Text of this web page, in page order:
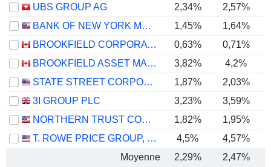
UBS GROUP AG
2,34% 2,57%
BANK OF NEW YORK MELLON CORPORATION (THE)
1,45% 1,64%
BROOKFIELD CORPORATION
0,63%
0,71%
BROOKFIELD ASSET MANAGEMENT LTD.
3,82% 4,2%
STATE STREET CORPORATION
1,87% 2,03%
3I GROUP PLC
3,23%
3,59%
NORTHERN TRUST CORPORATION
1,82% 1,95%
T. ROWE PRICE GROUP, INC.
4,5% 4,57%
Moyenne
2,29% 2,47%